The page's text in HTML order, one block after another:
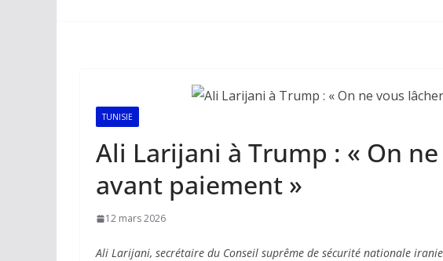
TUNISIE
Ali Larijani à Trump : « On
avant paiement »
12 mars 2026
Ali Larijani, secrétaire du Conseil suprême de sécurité nationale